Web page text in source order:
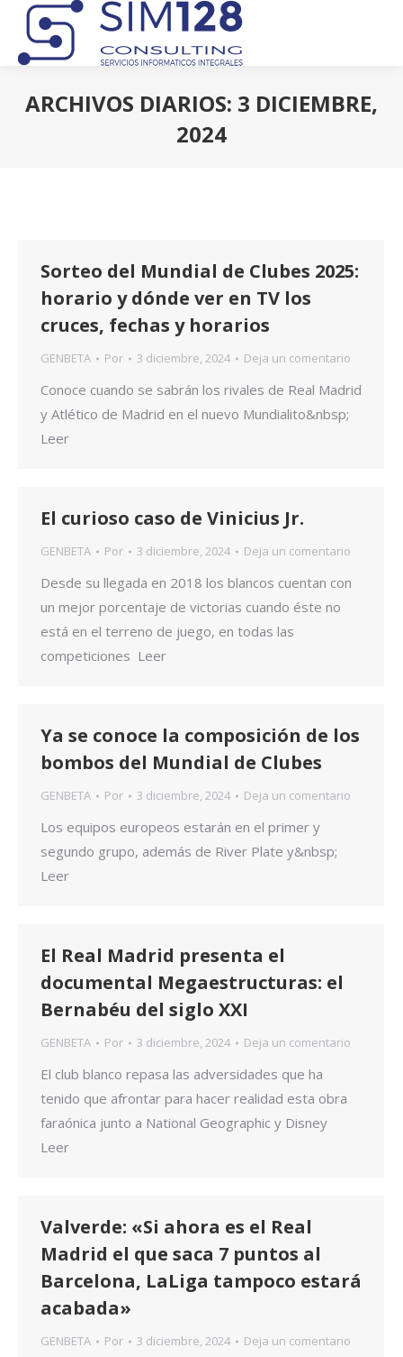
ARCHIVOS DIARIOS: 3 DICIEMBRE,
2024
Sorteo del Mundial de Clubes 2025:
horario y dónde ver en TV los
cruces, fechas y horarios
GENBETA Por 3 diciembre, 2024 Deja un comentario
Conoce cuando se sabrán los rivales de Real Madrid
y Atlético de Madrid en el nuevo Mundialito&nbsp;
Leer
El curioso caso de Vinicius Jr.
GENBETA Por 3 diciembre, 2024 Deja un comentario
Desde su llegada en 2018 los blancos cuentan con
un mejor porcentaje de victorias cuando éste no
está en el terreno de juego, en todas las
competiciones Leer
Ya se conoce la composición de los
bombos del Mundial de Clubes
GENBETA Por 3 diciembre, 2024 Deja un comentario
Los equipos europeos estarán en el primer y
segundo grupo, además de River Plate y&nbsp;
Leer
El Real Madrid presenta el
documental Megaestructuras: el
Bernabéu del siglo XXI
GENBETA Por 3 diciembre, 2024 Deja un comentario
El club blanco repasa las adversidades que ha
tenido que afrontar para hacer realidad esta obra
faraónica junto a National Geographic y Disney
Leer
Valverde: «Si ahora es el Real
Madrid el que saca 7 puntos al
Barcelona, LaLiga tampoco estará
acabada»
GENBETA Por 3 diciembre, 2024 Deja un comentario